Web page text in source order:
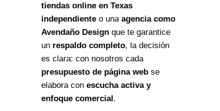
tiendas online en Texas
independiente o una agencia como
Avendaño Design que te garantice
un respaldo completo, la decisión
es clara: con nosotros cada
presupuesto de página web se
elabora con escucha activa y
enfoque comercial.